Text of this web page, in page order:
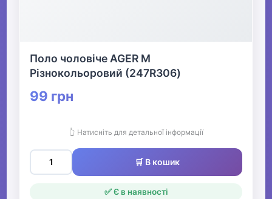
Поло чоловіче AGER M
Різнокольоровий (247R306)
99 грн
👆 Натисніть для детальної інформації
🛒 В кошик
✅ Є в наявності